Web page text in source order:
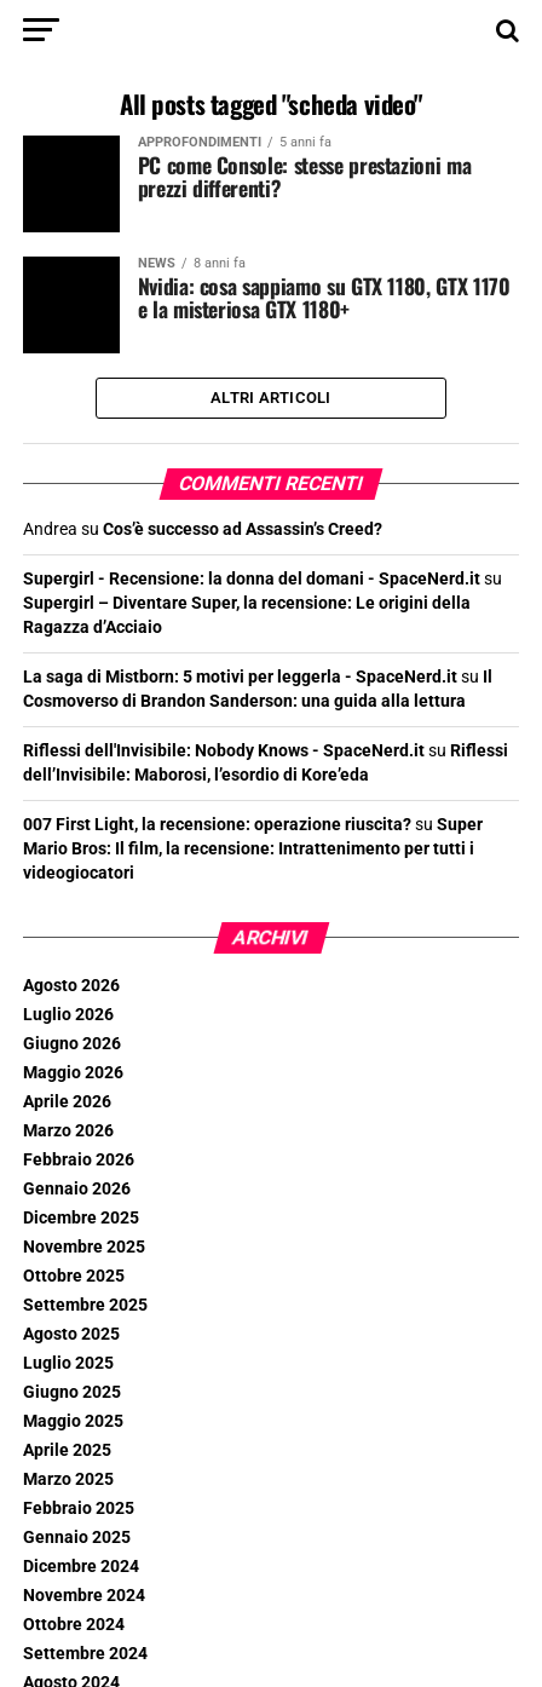
All posts tagged "scheda video"
APPROFONDIMENTI 5 anni fa
PC come Console: stesse prestazioni ma
prezzi differenti?
NEWS 8 anni fa
Nvidia: cosa sappiamo su GTX 1180, GTX 1170
e la misteriosa GTX 1180+
ALTRI ARTICOLI
COMMENTI RECENTI
Andrea su Cos’è successo ad Assassin’s Creed?
Supergirl - Recensione: la donna del domani - SpaceNerd.itsu
Supergirl – Diventare Super, la recensione: Le origini della
Ragazza d’Acciaio
La saga di Mistborn: 5 motivi per leggerla - SpaceNerd.itsu Il
Cosmoverso di Brandon Sanderson: una guida alla lettura
Riflessi dell'Invisibile: Nobody Knows - SpaceNerd.itsu Riflessi
dell’Invisibile: Maborosi, l’esordio di Kore’eda
007 First Light, la recensione: operazione riuscita?su Super
Mario Bros: Il film, la recensione: Intrattenimento per tutti i
videogiocatori
ARCHIVI
Agosto 2026
Luglio 2026
Giugno 2026
Maggio 2026
Aprile 2026
Marzo 2026
Febbraio 2026
Gennaio 2026
Dicembre 2025
Novembre 2025
Ottobre 2025
Settembre 2025
Agosto 2025
Luglio 2025
Giugno 2025
Maggio 2025
Aprile 2025
Marzo 2025
Febbraio 2025
Gennaio 2025
Dicembre 2024
Novembre 2024
Ottobre 2024
Settembre 2024
Agosto 2024